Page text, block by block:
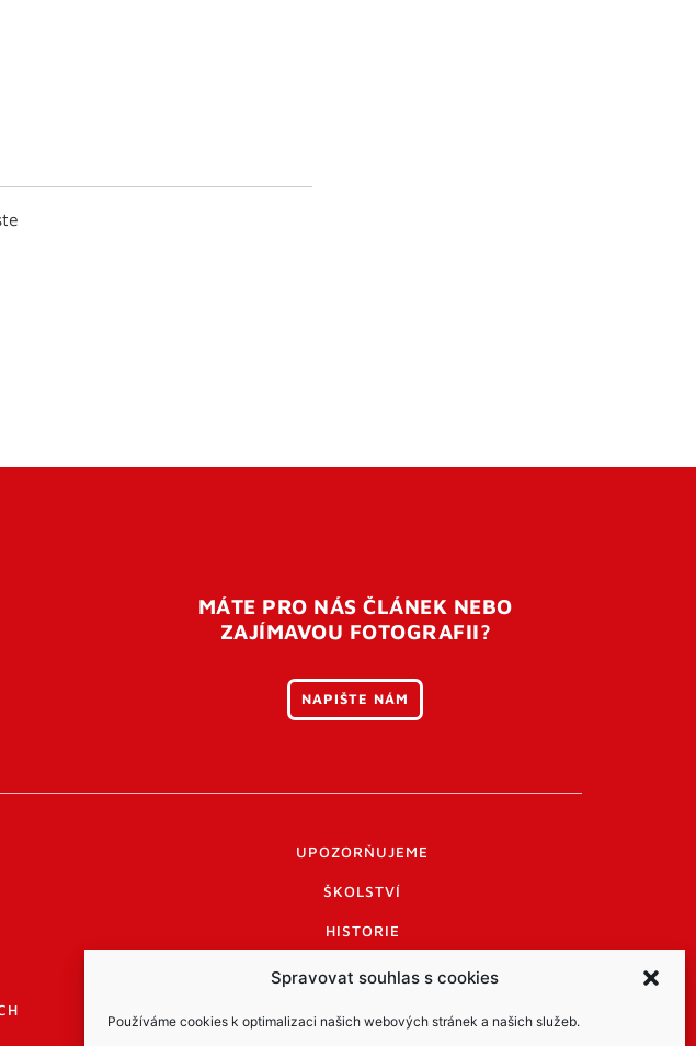
Spravovat souhlas s cookies
Používáme cookies k optimalizaci našich webových stránek a našich služeb.
MÁTE PRO NÁS ČLÁNEK NEBO
ZAJÍMAVOU FOTOGRAFII?
NAPIŠTE NÁM
UPOZORŇUJEME
ŠKOLSTVÍ
HISTORIE
PRAKTICKÉ INFORMACE